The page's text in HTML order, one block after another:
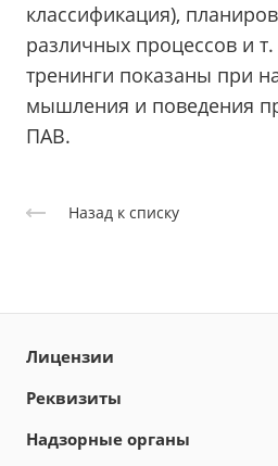
классификация),
различных процессов и
тренинги показаны при
мышления и поведения
ПАВ.
Назад к списку
Лицензии
Реквизиты
Надзорные органы